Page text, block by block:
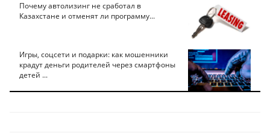
Почему автолизинг не сработал в
Казахстане и отменят ли программу...
Игры, соцсети и подарки: как мошенники
крадут деньги родителей через смартфоны
детей ...